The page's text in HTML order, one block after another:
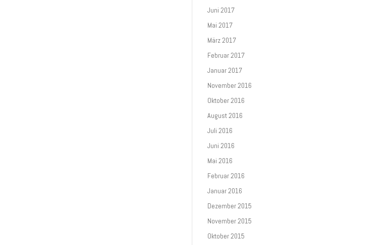
Juni 2017
Mai 2017
März 2017
Februar 2017
Januar 2017
November 2016
Oktober 2016
August 2016
Juli 2016
Juni 2016
Mai 2016
Februar 2016
Januar 2016
Dezember 2015
November 2015
Oktober 2015